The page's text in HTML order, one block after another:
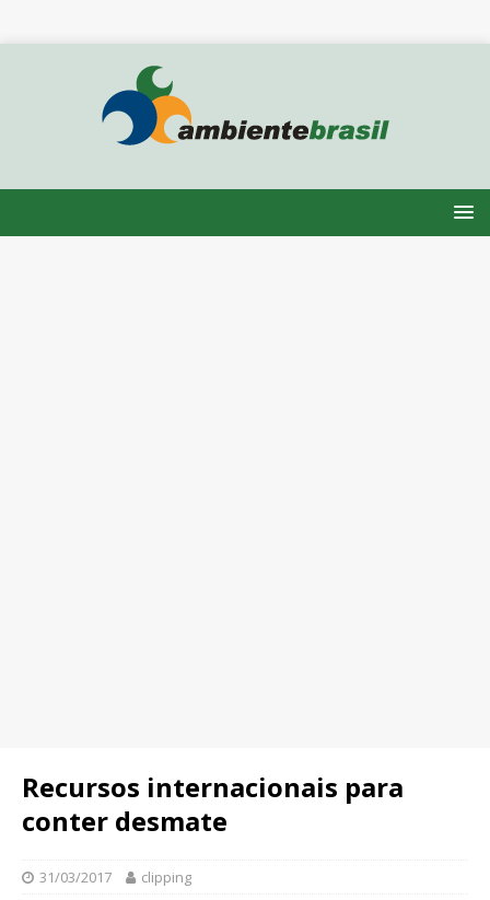
Recursos internacionais para
conter desmate
31/03/2017 clipping